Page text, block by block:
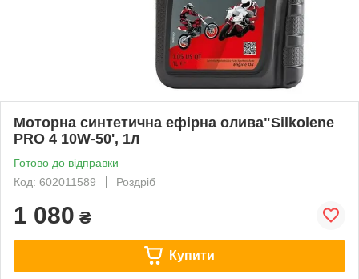
Моторна синтетична ефірна олива"Silkolene
PRO 4 10W-50', 1л
Готово до відправки
Код: 602011589
Роздріб
1 080 ₴
Купити